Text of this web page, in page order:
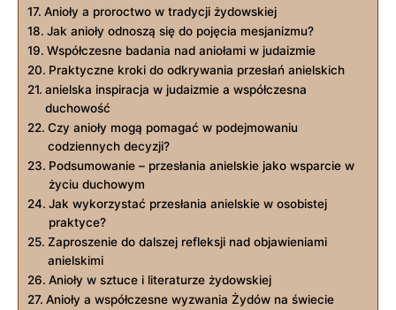
Anioły a proroctwo w tradycji żydowskiej
Jak anioły odnoszą się do pojęcia mesjanizmu?
Współczesne badania nad aniołami w judaizmie
Praktyczne kroki do odkrywania przesłań anielskich
anielska inspiracja w judaizmie a współczesna
duchowość
Czy anioły mogą pomagać w podejmowaniu
codziennych decyzji?
Podsumowanie – przesłania anielskie jako wsparcie w
życiu duchowym
Jak wykorzystać przesłania anielskie w osobistej
praktyce?
Zaproszenie do dalszej refleksji nad objawieniami
anielskimi
Anioły w sztuce i literaturze żydowskiej
Anioły a współczesne wyzwania Żydów na świecie